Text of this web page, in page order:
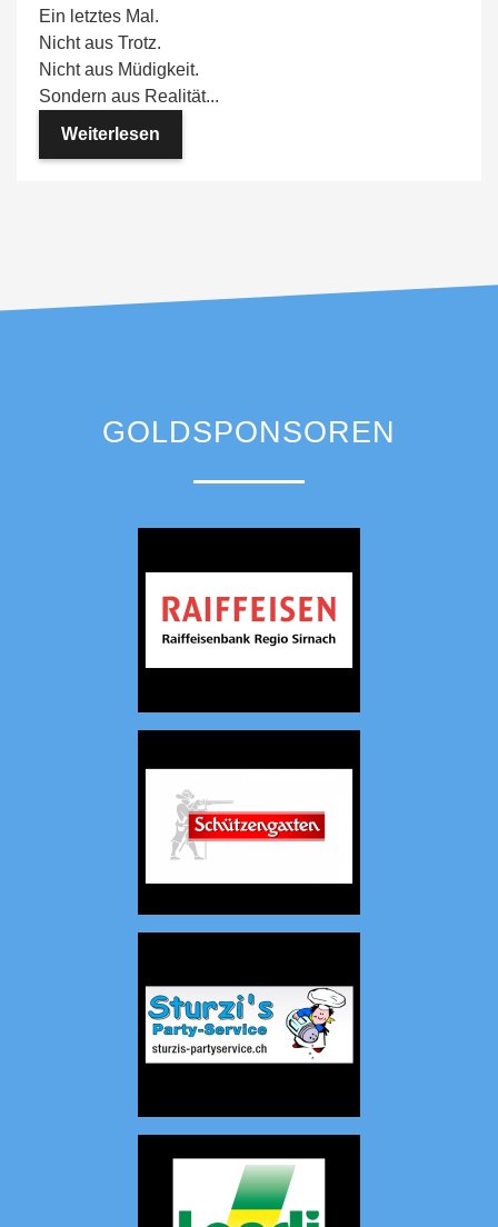
Ein letztes Mal.
Nicht aus Trotz.
Nicht aus Müdigkeit.
Sondern aus Realität...
Weiterlesen
GOLDSPONSOREN